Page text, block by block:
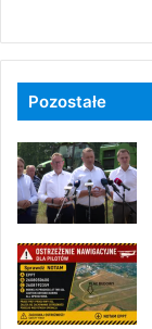
Pozostałe